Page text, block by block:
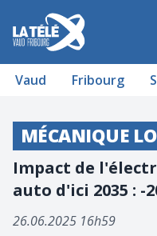
La Télé - Télévision
Vaud Fribourg
MÉCANIQUE
Impact de
auto d'ici 2035 : -
26.06.2025 16h59